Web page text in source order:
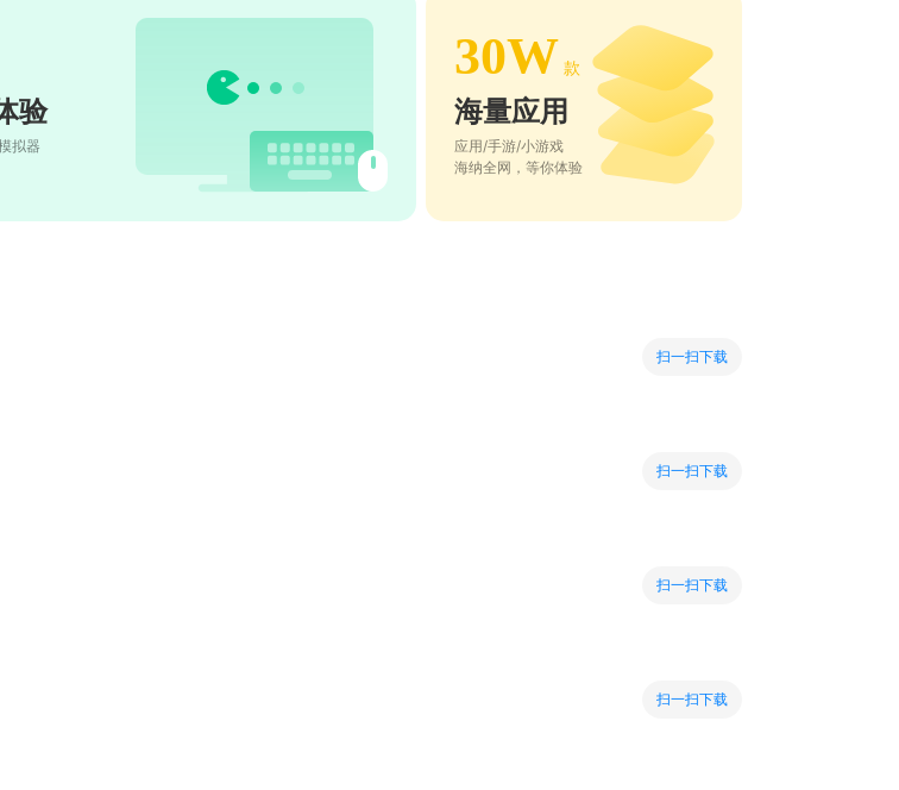
验
拟器
30W 款
海量应用
应用/手游/小游戏
海纳全网，等你体验
扫一扫下载
扫一扫下载
扫一扫下载
扫一扫下载